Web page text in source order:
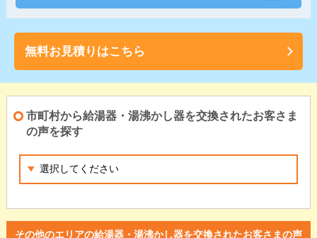
無料お見積りはこちら
市町村から給湯器・湯沸かし器を交換されたお客さま
の声を探す
その他のエリアの給湯器・湯沸かし器を交換されたお客さまの声